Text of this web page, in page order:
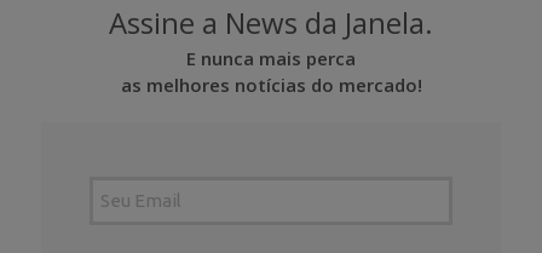
Assine a News da Janela.
E nunca mais perca
as melhores notícias do mercado!